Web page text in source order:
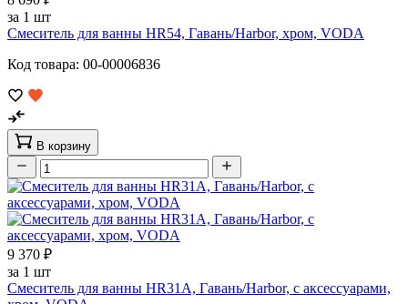
за 1 шт
Смеситель для ванны HR54, Гавань/Harbor, хром, VODA
Код товара: 00-00006836
В корзину
9 370 ₽
за 1 шт
Смеситель для ванны HR31A, Гавань/Harbor, с аксессуарами,